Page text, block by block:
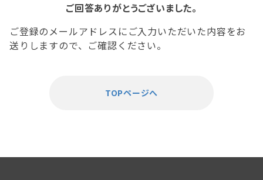
ご回答ありがとうございました。
ご登録のメールアドレスにご入力いただいた内容をお
送りしますので、ご確認ください。
TOPページへ